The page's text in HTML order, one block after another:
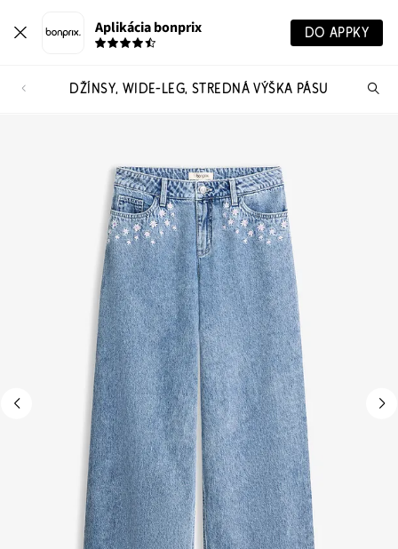
Aplikácia bonprix DO APPKY
DŽÍNSY, WIDE-LEG, STREDNÁ VÝŠKA PÁSU